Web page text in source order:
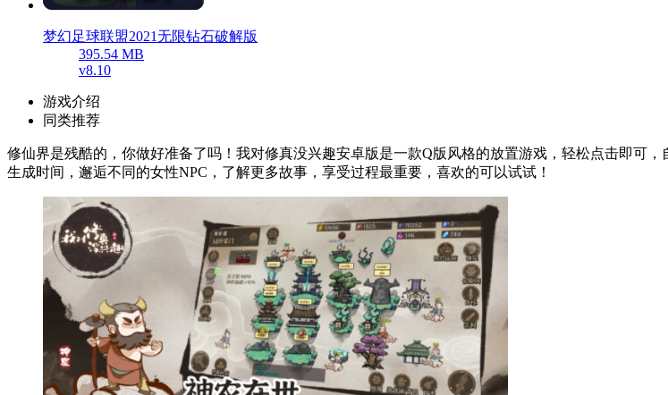
梦幻足球联盟2021无限钻石破解版
395.54 MB
v8.10
游戏介绍
同类推荐
修仙界是残酷的，你做好准备了吗！我对修真没兴趣安卓版是一款Q版风格的放置游戏，轻松点击即可
生成时间，邂逅不同的女性NPC，了解更多故事，享受过程最重要，喜欢的可以试试！